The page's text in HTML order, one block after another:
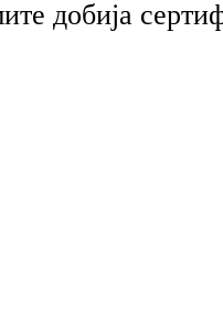
добија